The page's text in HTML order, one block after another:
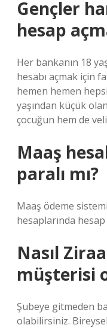
Gençler
hesap
Her bankanın 18
hesabı açmak için
hemen hemen
yaşından küçük
çocuğun hem de
Maaş
paralı mı?
Maaş ödeme
hesaplarında
Nasıl
müşterisi
Şubeye gitmeden
olabilirsiniz.